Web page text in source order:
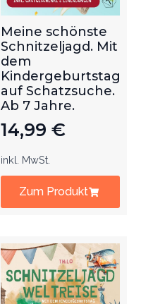
Meine schönste
Schnitzeljagd. Mit
dem
Kindergeburtstag
auf Schatzsuche.
Ab 7 Jahre.
14,99 €
inkl. MwSt.
Zum Produkt